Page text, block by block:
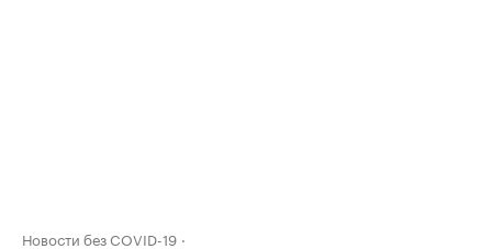
Новости без COVID-19